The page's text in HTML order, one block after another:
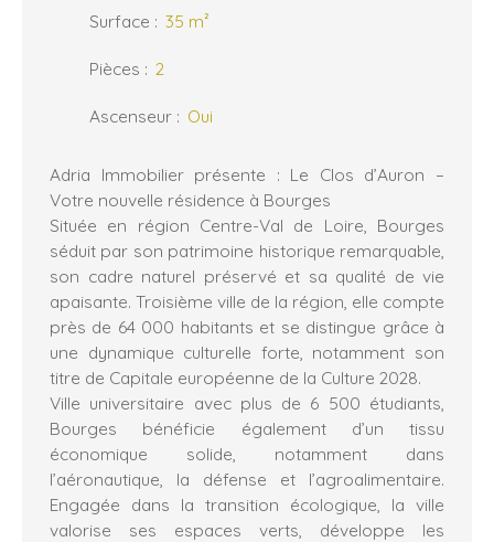
Surface : 35 m²
Pièces : 2
Ascenseur : Oui
Adria Immobilier présente : Le Clos d’Auron –
Votre nouvelle résidence à Bourges
Située en région Centre-Val de Loire, Bourges
séduit par son patrimoine historique remarquable,
son cadre naturel préservé et sa qualité de vie
apaisante. Troisième ville de la région, elle compte
près de 64 000 habitants et se distingue grâce à
une dynamique culturelle forte, notamment son
titre de Capitale européenne de la Culture 2028.
Ville universitaire avec plus de 6 500 étudiants,
Bourges bénéficie également d’un tissu
économique solide, notamment dans
l’aéronautique, la défense et l’agroalimentaire.
Engagée dans la transition écologique, la ville
valorise ses espaces verts, développe les